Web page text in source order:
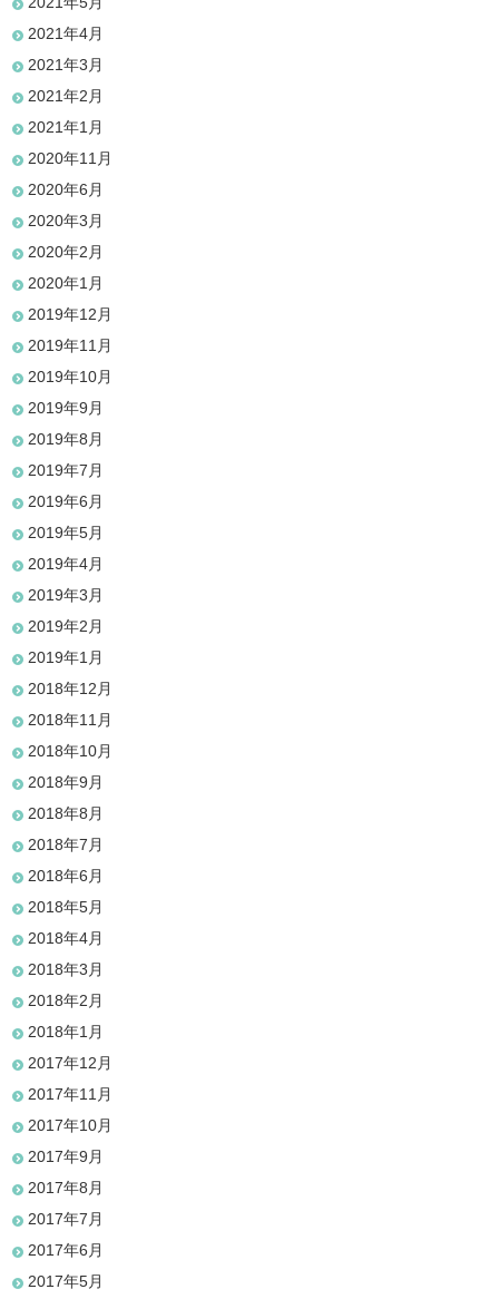
2021年4月
2021年3月
2021年2月
2021年1月
2020年11月
2020年6月
2020年3月
2020年2月
2020年1月
2019年12月
2019年11月
2019年10月
2019年9月
2019年8月
2019年7月
2019年6月
2019年5月
2019年4月
2019年3月
2019年2月
2019年1月
2018年12月
2018年11月
2018年10月
2018年9月
2018年8月
2018年7月
2018年6月
2018年5月
2018年4月
2018年3月
2018年2月
2018年1月
2017年12月
2017年11月
2017年10月
2017年9月
2017年8月
2017年7月
2017年6月
2017年5月